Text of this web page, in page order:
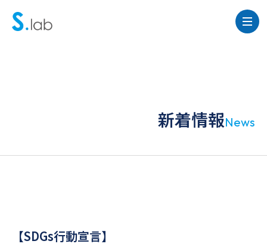
News
新着情報
【SDGs行動宣言】